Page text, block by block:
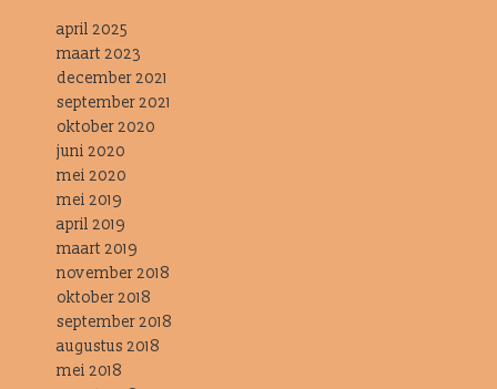
april 2025
maart 2023
december 2021
september 2021
oktober 2020
juni 2020
mei 2020
mei 2019
april 2019
maart 2019
november 2018
oktober 2018
september 2018
augustus 2018
mei 2018